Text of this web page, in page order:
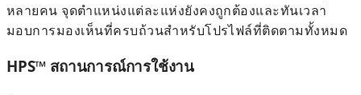
หลายคน จุดตำแหน่งแต่ละแห่งยังคงถูกต้องและทันเวลา
มอบการมองเห็นที่ครบถ้วนสำหรับโปรไฟล์ที่ติดตามทั้งหมด
HPS™ สถานการณ์การใช้งาน